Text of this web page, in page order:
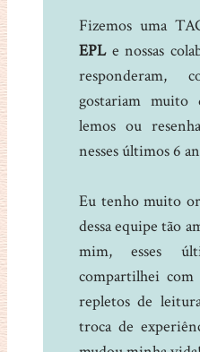
Fizemos uma
EPLe nossas
responderam,
gostariam
lemos ou
nesses últimos 6
Eu tenho muito
dessa equipe tão
mim, esses
compartilhei
repletos de
troca de